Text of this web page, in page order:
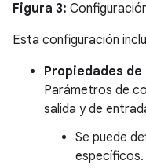
Figura 3:
Esta configuración
Propiedades
Parámetros de
salida y de
Se puede
específicos.